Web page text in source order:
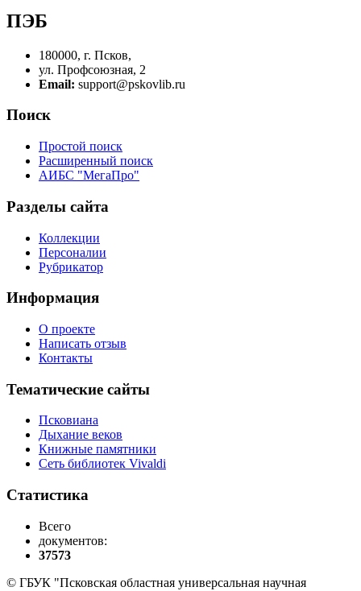
ПЭБ
180000, г. Псков,
ул. Профсоюзная, 2
Email: support@pskovlib.ru
Поиск
Простой поиск
Расширенный поиск
АИБС "МегаПро"
Разделы сайта
Коллекции
Персоналии
Рубрикатор
Информация
О проекте
Написать отзыв
Контакты
Тематические сайты
Псковиана
Дыхание веков
Книжные памятники
Сеть библиотек Vivaldi
Статистика
Всего
документов:
37573
© ГБУК "Псковская областная универсальная научная